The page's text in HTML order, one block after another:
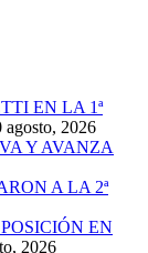
EN LA 1ª
agosto, 2026
Y AVANZA
A LA 2ª
EN
2026